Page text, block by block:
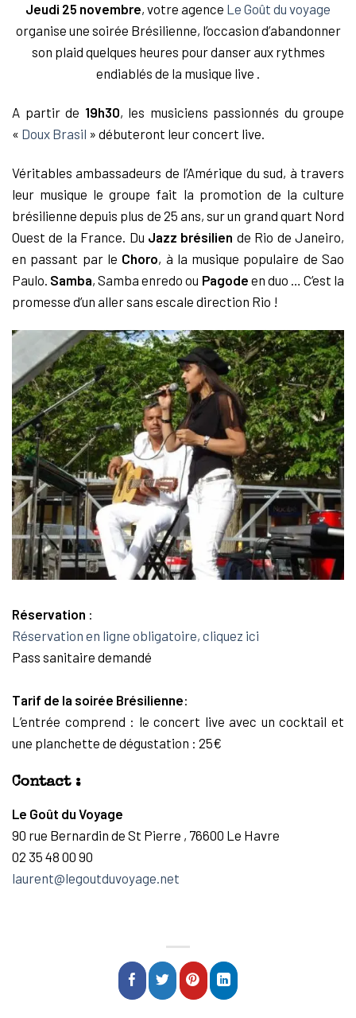
Jeudi 25 novembre, votre agence Le Goût du voyage
organise une soirée Brésilienne, l’occasion d’abandonner
son plaid quelques heures pour danser aux rythmes
endiablés de la musique live .
A partir de 19h30, les musiciens passionnés du groupe
« Doux Brasil » débuteront leur concert live.
Véritables ambassadeurs de l’Amérique du sud, à travers
leur musique le groupe fait la promotion de la culture
brésilienne depuis plus de 25 ans, sur un grand quart Nord
Ouest de la France. Du Jazz brésilien de Rio de Janeiro,
en passant par le Choro, à la musique populaire de Sao
Paulo. Samba, Samba enredo ou Pagode en duo … C’est la
promesse d’un aller sans escale direction Rio !
Réservation :
Réservation en ligne obligatoire, cliquez ici
Pass sanitaire demandé
Tarif de la soirée Brésilienne:
L’entrée comprend : le concert live avec un cocktail et
une planchette de dégustation : 25€
Contact :
Le Goût du Voyage
90 rue Bernardin de St Pierre , 76600 Le Havre
02 35 48 00 90
laurent@legoutduvoyage.net